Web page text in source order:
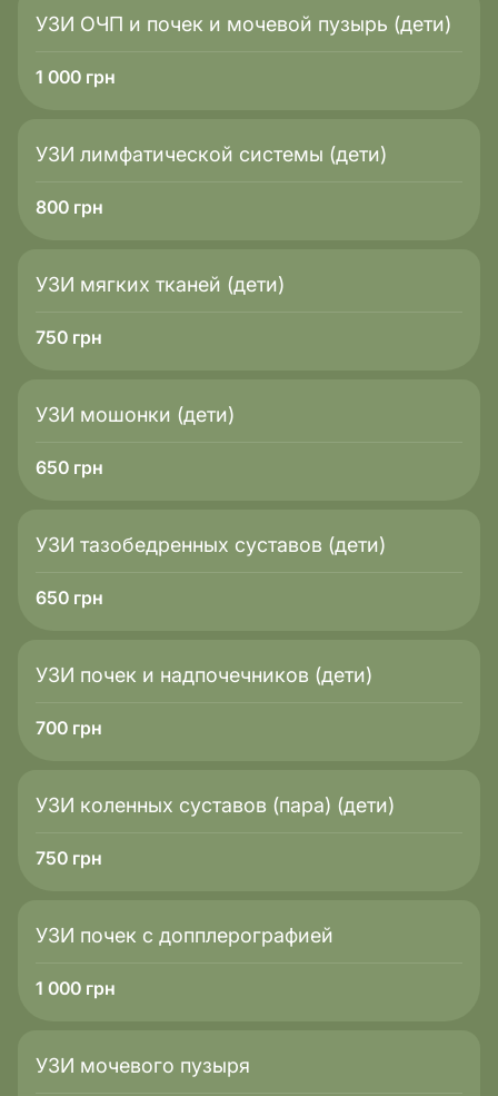
УЗИ ОЧП и почек и мочевой пузырь (дети)
1 000 грн
УЗИ лимфатической системы (дети)
800 грн
УЗИ мягких тканей (дети)
750 грн
УЗИ мошонки (дети)
650 грн
УЗИ тазобедренных суставов (дети)
650 грн
УЗИ почек и надпочечников (дети)
700 грн
УЗИ коленных суставов (пара) (дети)
750 грн
УЗИ почек с допплерографией
1 000 грн
УЗИ мочевого пузыря